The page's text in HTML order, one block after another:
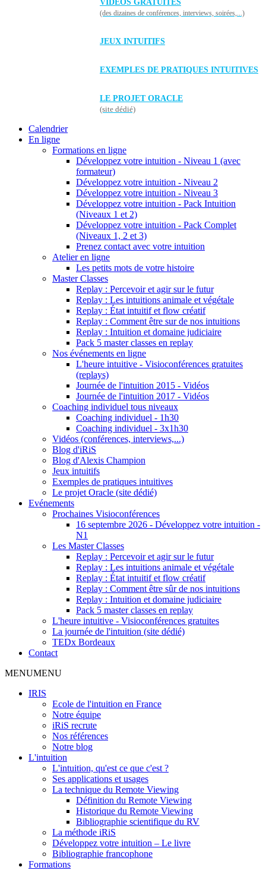
VIDÉOS GRATUITES
(des dizaines de conférences, interviews, soirées,...)
JEUX INTUITIFS
EXEMPLES DE PRATIQUES INTUITIVES
LE PROJET ORACLE
(site dédié)
Calendrier
En ligne
Formations en ligne
Développez votre intuition - Niveau 1 (avec
formateur)
Développez votre intuition - Niveau 2
Développez votre intuition - Niveau 3
Développez votre intuition - Pack Intuition
(Niveaux 1 et 2)
Développez votre intuition - Pack Complet
(Niveaux 1, 2 et 3)
Prenez contact avec votre intuition
Atelier en ligne
Les petits mots de votre histoire
Master Classes
Replay : Percevoir et agir sur le futur
Replay : Les intuitions animale et végétale
Replay : État intuitif et flow créatif
Replay : Comment être sur de nos intuitions
Replay : Intuition et domaine judiciaire
Pack 5 master classes en replay
Nos événements en ligne
L'heure intuitive - Visioconférences gratuites
(replays)
Journée de l'intuition 2015 - Vidéos
Journée de l'intuition 2017 - Vidéos
Coaching individuel tous niveaux
Coaching individuel - 1h30
Coaching individuel - 3x1h30
Vidéos (conférences, interviews,...)
Blog d'iRiS
Blog d'Alexis Champion
Jeux intuitifs
Exemples de pratiques intuitives
Le projet Oracle (site dédié)
Evénements
Prochaines Visioconférences
16 septembre 2026 - Développez votre intuition -
N1
Les Master Classes
Replay : Percevoir et agir sur le futur
Replay : Les intuitions animale et végétale
Replay : État intuitif et flow créatif
Replay : Comment être sûr de nos intuitions
Replay : Intuition et domaine judiciaire
Pack 5 master classes en replay
L'heure intuitive - Visioconférences gratuites
La journée de l'intuition (site dédié)
TEDx Bordeaux
Contact
MENUMENU
IRIS
Ecole de l'intuition en France
Notre équipe
iRiS recrute
Nos références
Notre blog
L'intuition
L'intuition, qu'est ce que c'est ?
Ses applications et usages
La technique du Remote Viewing
Définition du Remote Viewing
Historique du Remote Viewing
Bibliographie scientifique du RV
La méthode iRiS
Développez votre intuition – Le livre
Bibliographie francophone
Formations